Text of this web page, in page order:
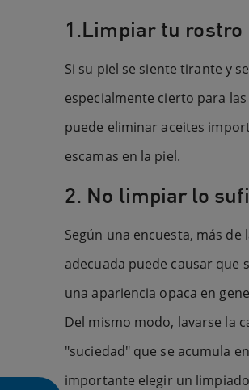
1.Limpiar tu rostro
Si su piel se siente tirante y
especialmente cierto para
puede eliminar aceites
escamas en la piel.
2. No limpiar lo
Según una encuesta, más
adecuada puede causar que
una apariencia opaca en
Del mismo modo, lavarse la
"suciedad" que se acumula
importante elegir un